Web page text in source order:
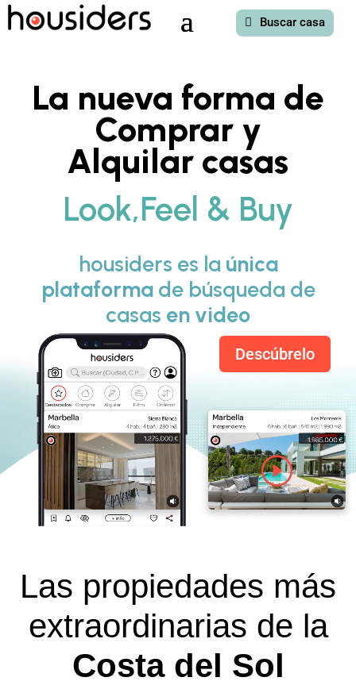
Buscar casa
La nueva forma de
Comprar y
Alquilar casas
Look,Feel & Buy
housiders es la única
plataforma de búsqueda de
casas en video
Descúbrelo
Las propiedades más
extraordinarias de la
Costa del Sol